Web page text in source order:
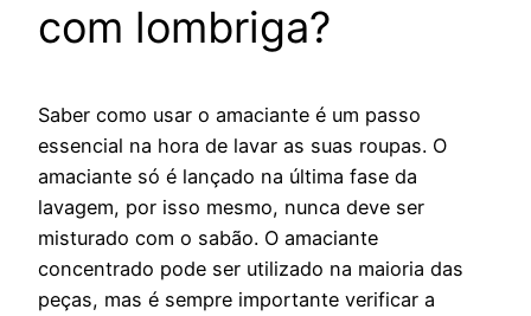
com lombriga?
Saber como usar o amaciante é um passo
essencial na hora de lavar as suas roupas. O
amaciante só é lançado na última fase da
lavagem, por isso mesmo, nunca deve ser
misturado com o sabão. O amaciante
concentrado pode ser utilizado na maioria das
peças, mas é sempre importante verificar a